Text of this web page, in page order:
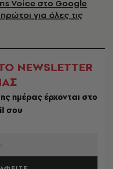
Voice στο Google
για όλες τις
NEWSLETTER
ημέρας έρχονται στο
σου